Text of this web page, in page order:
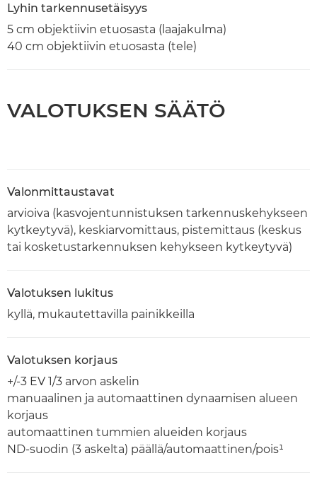
Lyhin tarkennusetäisyys
5 cm objektiivin etuosasta (laajakulma)
40 cm objektiivin etuosasta (tele)
VALOTUKSEN SÄÄTÖ
Valonmittaustavat
arvioiva (kasvojentunnistuksen tarkennuskehykseen
kytkeytyvä), keskiarvomittaus, pistemittaus (keskus
tai kosketustarkennuksen kehykseen kytkeytyvä)
Valotuksen lukitus
kyllä, mukautettavilla painikkeilla
Valotuksen korjaus
+/-3 EV 1/3 arvon askelin
manuaalinen ja automaattinen dynaamisen alueen
korjaus
automaattinen tummien alueiden korjaus
ND-suodin (3 askelta) päällä/automaattinen/pois¹